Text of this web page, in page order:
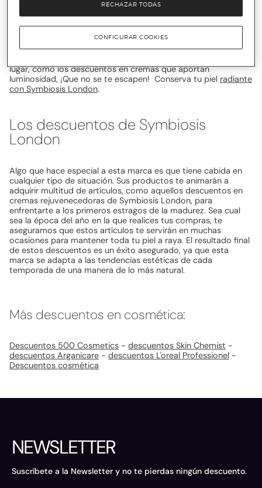
hará que no puedas resistirte a ella. Todo esto y más si sumas
a esta fórmula los atrayentes descuentos y calidad que te
ofrece nuestro outlet, con los descuentos en cremas de
firmeza de Symbiosis London, auténtica tersura. El punto
diferenciador de esta selección es, sin duda, su versatilidad
lugar, como los descuentos en cremas que aportan
luminosidad, ¡Que no se te escapen! Conserva tu piel radiante
con Symbiosis London.
Los descuentos de Symbiosis
London
Algo que hace especial a esta marca es que tiene cabida en
cualquier tipo de situación. Sus productos te animarán a
adquirir multitud de artículos, como aquellos descuentos en
cremas rejuvenecedoras de Symbiosis London, para
enfrentarte a los primeros estragos de la madurez. Sea cual
sea la época del año en la que realices tus compras, te
aseguramos que estos artículos te servirán en muchas
ocasiones para mantener toda tu piel a raya. El resultado final
de estos descuentos es un éxito asegurado, ya que esta
marca se adapta a las tendencias estéticas de cada
temporada de una manera de lo más natural.
Más descuentos en cosmética:
Descuentos 500 Cosmetics - descuentos Skin Chemist -
descuentos Arganicare - descuentos L'oreal Professionel -
Descuentos cosmética
NEWSLETTER
Suscríbete a la Newsletter y no te pierdas ningún descuento.
RECHAZAR TODAS
CONFIGURAR COOKIES